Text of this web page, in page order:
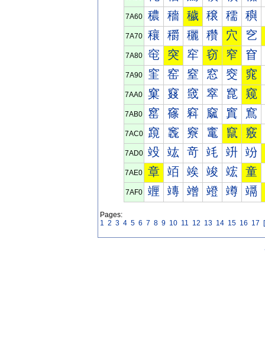
7A60 穠 穡 穢 穣 穤 穥
7A70 穰 穱 穲 穳 穴 穵
7A80 窀 突 窂 窃 窄 窅
7A90 窐 窑 窒 窓 窔 窕
7AA0 窠 窡 窢 窣 窤 窥
7AB0 窰 窱 窲 窳 窴 窵
7AC0 竀 竁 竂 竃 竄 竅
7AD0 竐 竑 竒 竓 竔 竕
7AE0 章 竡 竢 竣 竤 童
7AF0 竰 竱 竲 竳 竴 竵
Pages:
1 2 3 4 5 6 7 8 9 10 11 12 13 14 15 16 17